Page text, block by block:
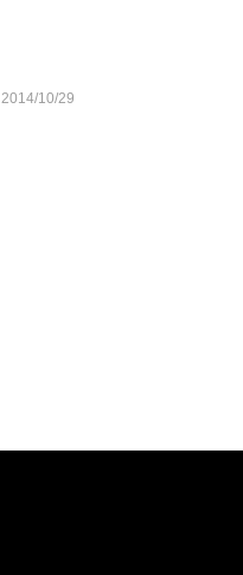
2014/10/29